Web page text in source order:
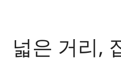
넓은 거리,